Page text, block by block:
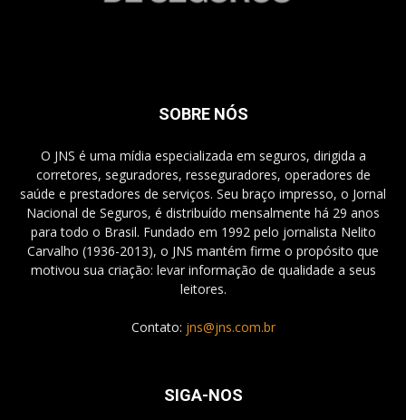
SOBRE NÓS
O JNS é uma mídia especializada em seguros, dirigida a
corretores, seguradores, resseguradores, operadores de
saúde e prestadores de serviços. Seu braço impresso, o Jornal
Nacional de Seguros, é distribuído mensalmente há 29 anos
para todo o Brasil. Fundado em 1992 pelo jornalista Nelito
Carvalho (1936-2013), o JNS mantém firme o propósito que
motivou sua criação: levar informação de qualidade a seus
leitores.
Contato: jns@jns.com.br
SIGA-NOS